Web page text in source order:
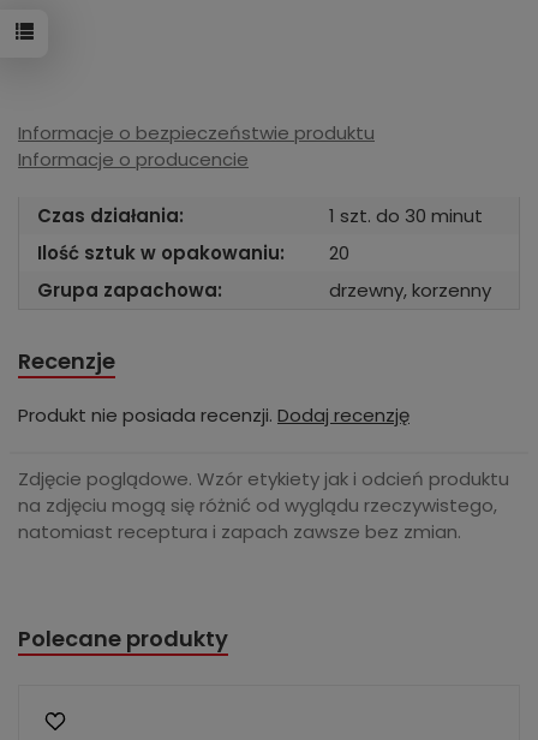
Informacje o bezpieczeństwie produktu
Informacje o producencie
Czas działania:
1 szt. do 30 minut
Ilość sztuk w opakowaniu:
20
Grupa zapachowa:
drzewny, korzenny
Recenzje
Produkt nie posiada recenzji. Dodaj recenzję
Zdjęcie poglądowe. Wzór etykiety jak i odcień produktu
na zdjęciu mogą się różnić od wyglądu rzeczywistego,
natomiast receptura i zapach zawsze bez zmian.
Polecane produkty